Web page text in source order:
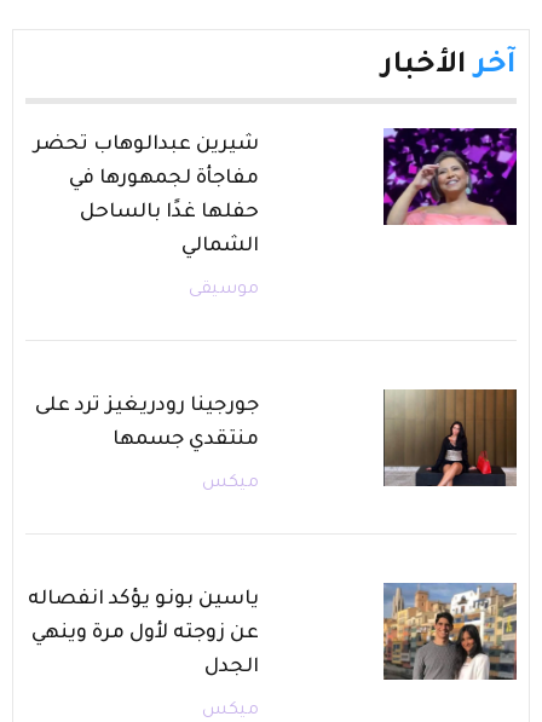
آخر الأخبار
شيرين عبدالوهاب تحضر
مفاجأة لجمهورها في
حفلها غدًا بالساحل
الشمالي
موسيقى
جورجينا رودريغيز ترد على
منتقدي جسمها
ميكس
ياسين بونو يؤكد انفصاله
عن زوجته لأول مرة وينهي
الجدل
ميكس